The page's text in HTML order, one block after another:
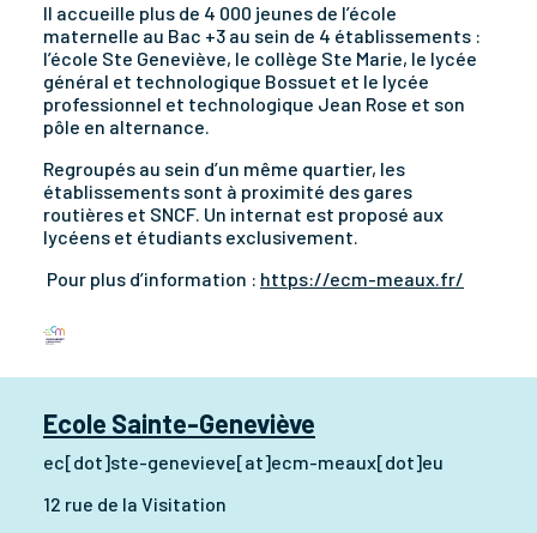
Il accueille plus de 4 000 jeunes de l’école
maternelle au Bac +3 au sein de 4 établissements :
l’école Ste Geneviève, le collège Ste Marie, le lycée
général et technologique Bossuet et le lycée
professionnel et technologique Jean Rose et son
pôle en alternance.
Regroupés au sein d’un même quartier, les
établissements sont à proximité des gares
routières et SNCF. Un internat est proposé aux
lycéens et étudiants exclusivement.
Pour plus d’information : https://ecm-meaux.fr/
Ecole Sainte-Geneviève
ec[dot]ste-genevieve[at]ecm-meaux[dot]eu
12 rue de la Visitation